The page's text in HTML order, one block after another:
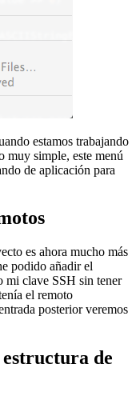
estamos trabajando
muy simple, este menú
de aplicación para
es ahora mucho más
podido añadir el
mi clave SSH sin tener
el remoto
posterior veremos
de